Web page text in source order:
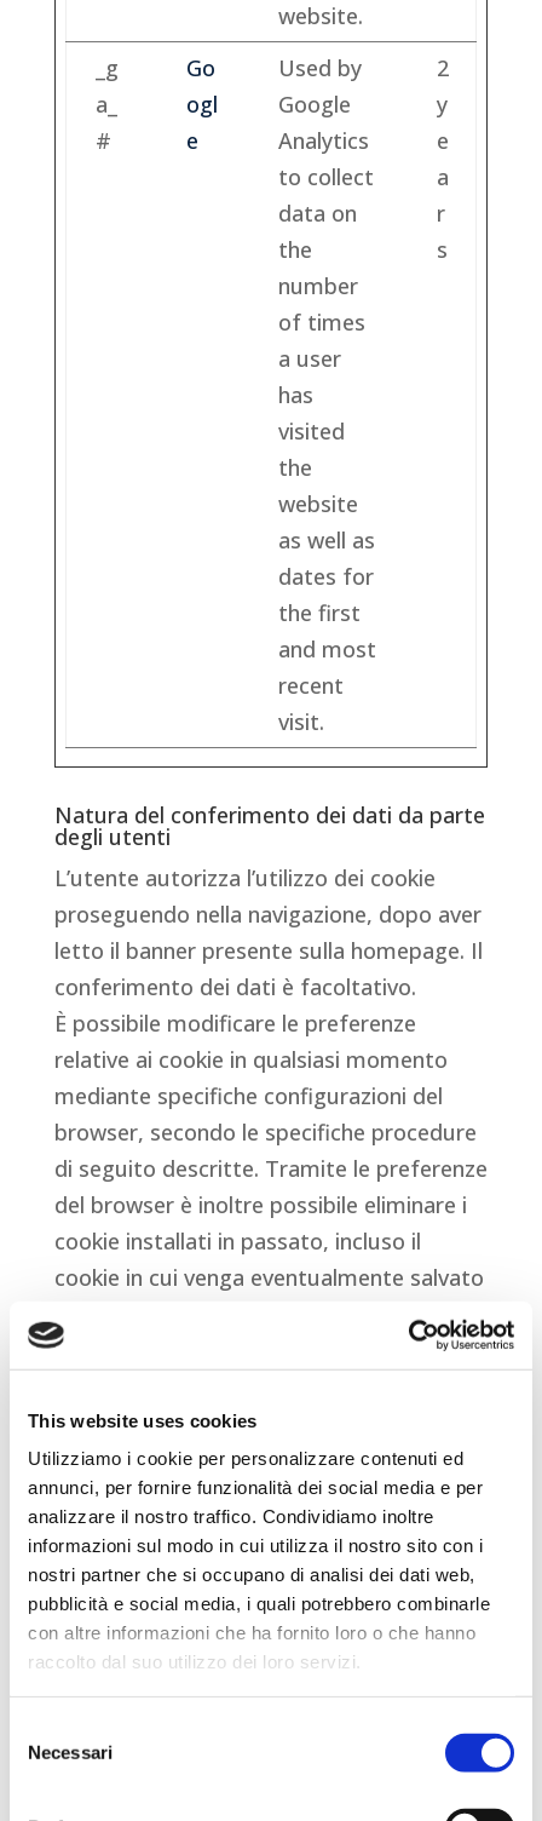
This website uses cookies
Utilizziamo i cookie per personalizzare contenuti ed
annunci, per fornire funzionalità dei social media e per
analizzare il nostro traffico. Condividiamo inoltre
informazioni sul modo in cui utilizza il nostro sito con i
nostri partner che si occupano di analisi dei dati web,
pubblicità e social media, i quali potrebbero combinarle
con altre informazioni che ha fornito loro o che hanno
raccolto dal suo utilizzo dei loro servizi.
l'informativa sulla Privacy Policy e la Cookie Policy.
Selection
Necessari
website.
_g
a_
#
Go
ogl
e
Used by
Google
Analytics
to collect
data on
the
number
of times
a user
has
visited
the
website
as well as
dates for
the first
and most
recent
visit.
2
y
e
a
r
s
Natura del conferimento dei dati da parte
degli utenti
L’utente autorizza l’utilizzo dei cookie
proseguendo nella navigazione, dopo aver
letto il banner presente sulla homepage. Il
conferimento dei dati è facoltativo.
È possibile modificare le preferenze
relative ai cookie in qualsiasi momento
mediante specifiche configurazioni del
browser, secondo le specifiche procedure
di seguito descritte. Tramite le preferenze
del browser è inoltre possibile eliminare i
cookie installati in passato, incluso il
cookie in cui venga eventualmente salvato
il consenso all’installazione di cookie da
parte di uno del Sito.
consenso all’utilizzo dei cookie del Sito. È
possibile accettare tutti i cookie, solo
alcuni, oppure rifiutarli tutti. Nel caso in
cui l’utente decida di disattivare i cookie
(anche quelli tecnici), non avrà accesso a
molte caratteristiche che rendono il Sito
più efficiente e alcuni dei nostri servizi non
funzioneranno in modo corretto.
parti, l’utente può inoltre esercitare il